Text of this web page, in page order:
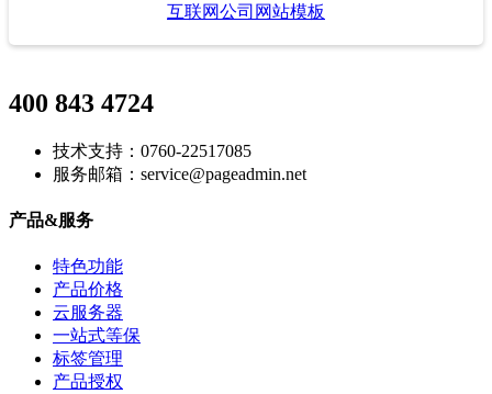
互联网公司网站模板
400 843 4724
技术支持：0760-22517085
服务邮箱：service@pageadmin.net
产品&服务
特色功能
产品价格
云服务器
一站式等保
标签管理
产品授权